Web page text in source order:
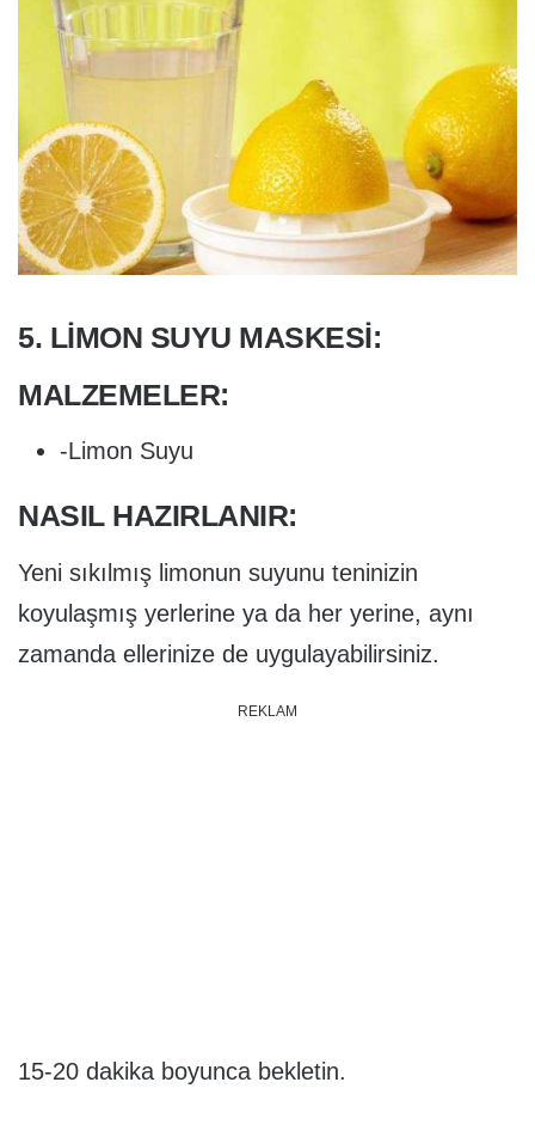
5. LIMON SUYU MASKESI:
MALZEMELER:
-Limon Suyu
NASIL HAZIRLANIR:
Yeni sıkılmış limonun suyunu teninizin
koyulaşmış yerlerine ya da her yerine, aynı
zamanda ellerinize de uygulayabilirsiniz.
REKLAM
15-20 dakika boyunca bekletin.